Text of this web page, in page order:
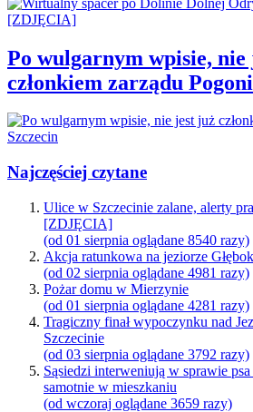
Po wulgarnym wpisie, nie
członkiem zarządu
Najczęściej czytane
Ulice w Szczecinie zalane, alerty
[ZDJĘCIA]
(od 01 sierpnia oglądane 8540 razy)
Akcja ratunkowa na jeziorze
(od 02 sierpnia oglądane 4981 razy)
Pożar domu w Mierzynie
(od 01 sierpnia oglądane 4281 razy)
Tragiczny finał wypoczynku nad
Szczecinie
(od 03 sierpnia oglądane 3792 razy)
Sąsiedzi interweniują w sprawie
samotnie w mieszkaniu
(od wczoraj oglądane 3659 razy)